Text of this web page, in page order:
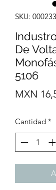
SKU: 000233
De
5106
MXN
Cantidad *